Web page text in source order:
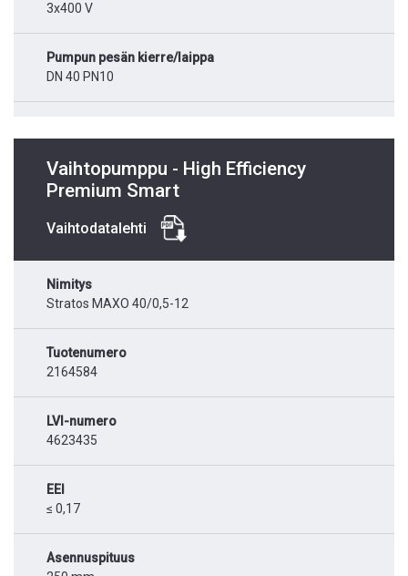
3x400 V
Pumpun pesän kierre/laippa
DN 40 PN10
Vaihtopumppu - High Efficiency
Premium Smart
Vaihtodatalehti
Nimitys
Stratos MAXO 40/0,5-12
Tuotenumero
2164584
LVI-numero
4623435
EEI
≤ 0,17
Asennuspituus